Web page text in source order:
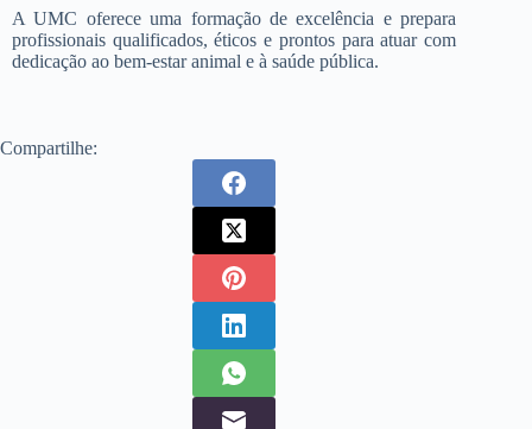
A UMC oferece uma formação de excelência e prepara
profissionais qualificados, éticos e prontos para atuar com
dedicação ao bem-estar animal e à saúde pública.
Compartilhe: